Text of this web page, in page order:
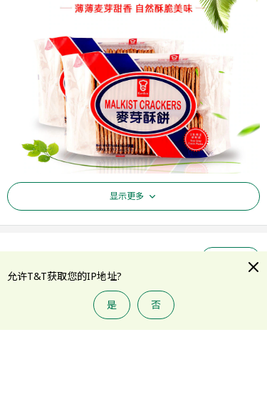
添加到购物车
显示更多
我六七十年代，在香港所住的大
允许T&T获取您的IP地址?
是 否